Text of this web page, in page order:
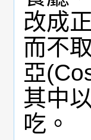
改成
而不
亞
其中
吃。